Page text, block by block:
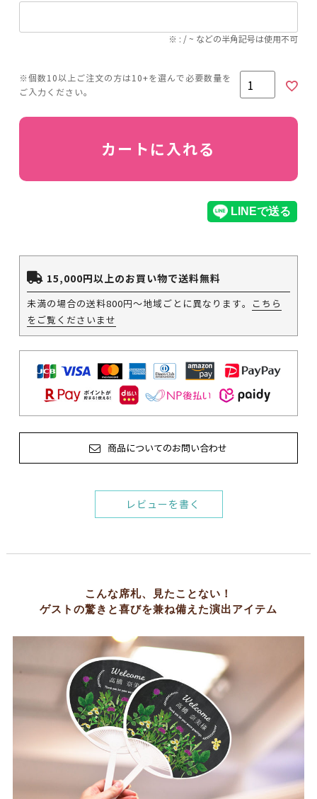
須)
※ : / ~ などの半角記号は使用不可
カートに入れる
15,000円以上のお買い物で送料無料
未満の場合の送料800円～地域ごとに異なります。
こちら
をご覧くださいませ
商品についてのお問い合わせ
レビューを書く
こんな席札、見たことない！
ゲストの驚きと喜びを兼ね備えた演出アイテム